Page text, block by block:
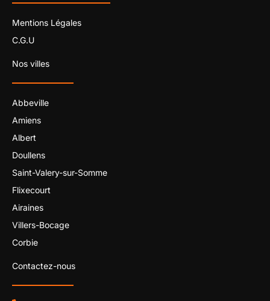
Mentions Légales
C.G.U
Nos villes
Abbeville
Amiens
Albert
Doullens
Saint-Valery-sur-Somme
Flixecourt
Airaines
Villers-Bocage
Corbie
Contactez-nous